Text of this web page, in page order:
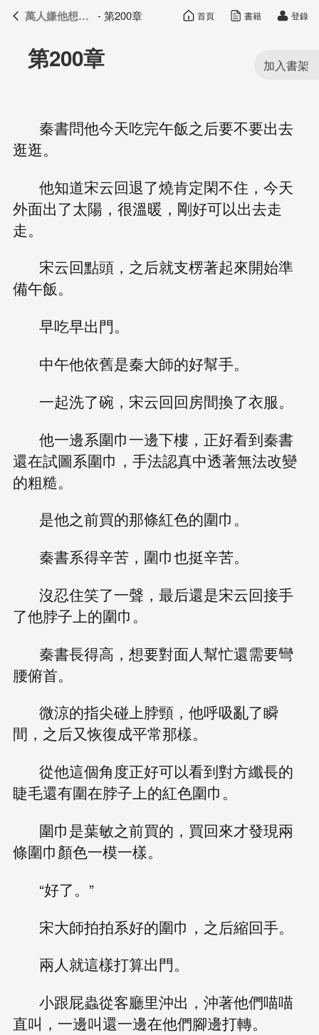
萬人嫌他想開了 目錄
第200章
秦書問他今天吃完午飯之后要不要出去
逛逛。
他知道宋云回退了燒肯定閑不住，今天
外面出了太陽，很溫暖，剛好可以出去走
走。
宋云回點頭，之后就支楞著起來開始準
備午飯。
早吃早出門。
中午他依舊是秦大師的好幫手。
一起洗了碗，宋云回回房間換了衣服。
他一邊系圍巾一邊下樓，正好看到秦書
還在試圖系圍巾，手法認真中透著無法改變
的粗糙。
是他之前買的那條紅色的圍巾。
秦書系得辛苦，圍巾也挺辛苦。
沒忍住笑了一聲，最后還是宋云回接手
了他脖子上的圍巾。
秦書長得高，想要對面人幫忙還需要彎
腰俯首。
微涼的指尖碰上脖頸，他呼吸亂了瞬
間，之后又恢復成平常那樣。
從他這個角度正好可以看到對方纖長的
睫毛還有圍在脖子上的紅色圍巾。
圍巾是葉敏之前買的，買回來才發現兩
條圍巾顏色一模一樣。
“好了。”
宋大師拍拍系好的圍巾，之后縮回手。
兩人就這樣打算出門。
小跟屁蟲從客廳里沖出，沖著他們喵喵
直叫，一邊叫還一邊在他們腳邊打轉。
萬人嫌他想開了 - 第200章 首頁 書籍 登錄